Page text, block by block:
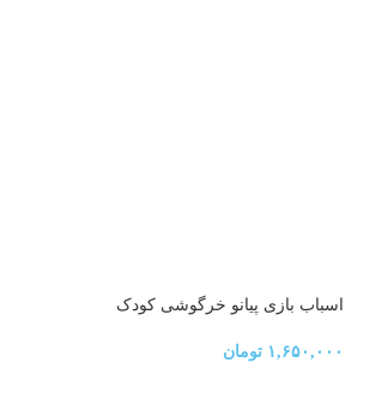
اسباب بازی پیانو خرگوشی کودک
۱,۶۵۰,۰۰۰ تومان